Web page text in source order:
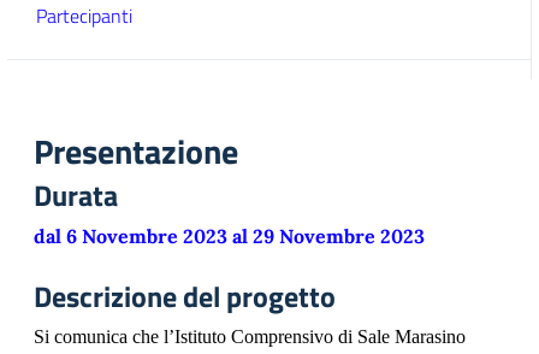
Partecipanti
Presentazione
Durata
dal 6 Novembre 2023 al 29 Novembre 2023
Descrizione del progetto
Si comunica che l’Istituto Comprensivo di Sale Marasino